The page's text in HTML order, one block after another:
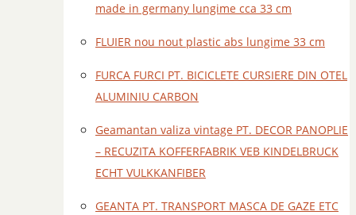
made in germany lungime cca 33 cm
FLUIER nou nout plastic abs lungime 33 cm
FURCA FURCI PT. BICICLETE CURSIERE DIN OTEL
ALUMINIU CARBON
Geamantan valiza vintage PT. DECOR PANOPLIE
– RECUZITA KOFFERFABRIK VEB KINDELBRUCK
ECHT VULKKANFIBER
GEANTA PT. TRANSPORT MASCA DE GAZE ETC